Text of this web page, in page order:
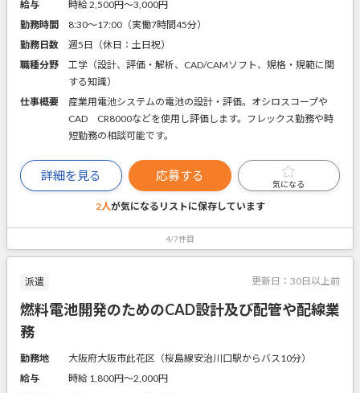
給与
時給 2,500円〜3,000円
勤務時間
8:30～17:00（実働7時間45分）
勤務日数
週5日（休日：土日祝）
職種分野
工学（設計、評価・解析、CAD/CAMソフト、規格・規範に関
する知識）
仕事概要
産業用電池システムの電池の設計・評価。オシロスコープや
CAD CR8000などを使用し評価します。フレックス勤務や時
短勤務の相談可能です。
詳細を見る 応募する
気になる
2人が気になるリストに保存しています
4/7件目
派遣 更新日： 30日以上前
燃料電池開発のためのCAD設計及び配管や配線業
務
勤務地
大阪府大阪市此花区（桜島線安治川口駅からバス10分）
給与
時給 1,800円〜2,000円